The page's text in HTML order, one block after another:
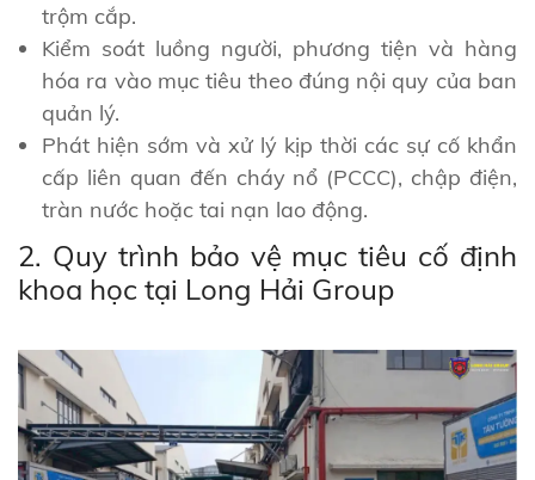
trộm cắp.
Kiểm soát luồng người, phương tiện và hàng
hóa ra vào mục tiêu theo đúng nội quy của ban
quản lý.
Phát hiện sớm và xử lý kịp thời các sự cố khẩn
cấp liên quan đến cháy nổ (PCCC), chập điện,
tràn nước hoặc tai nạn lao động.
2. Quy trình bảo vệ mục tiêu cố định
khoa học tại Long Hải Group